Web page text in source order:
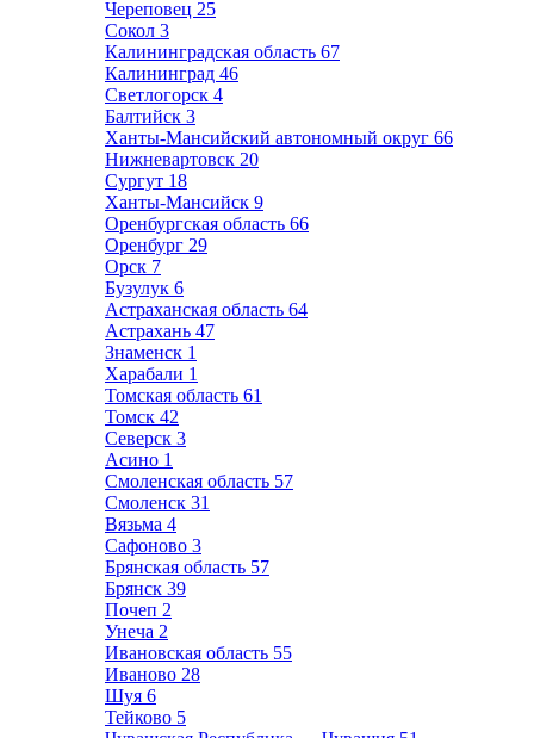
Череповец 25
Сокол 3
Калининградская область 67
Калининград 46
Светлогорск 4
Балтийск 3
Ханты-Мансийский автономный округ 66
Нижневартовск 20
Сургут 18
Ханты-Мансийск 9
Оренбургская область 66
Оренбург 29
Орск 7
Бузулук 6
Астраханская область 64
Астрахань 47
Знаменск 1
Харабали 1
Томская область 61
Томск 42
Северск 3
Асино 1
Смоленская область 57
Смоленск 31
Вязьма 4
Сафоново 3
Брянская область 57
Брянск 39
Почеп 2
Унеча 2
Ивановская область 55
Иваново 28
Шуя 6
Тейково 5